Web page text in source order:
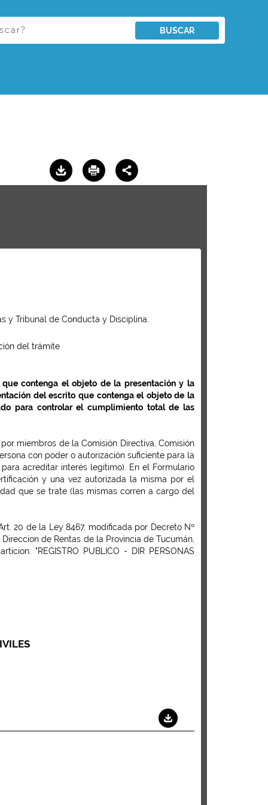
BUSCAR
y Tribunal de Conducta y Disciplina.
del trámite
contenga el objeto de la presentación y la
del escrito que contenga el objeto de la
para controlar el cumplimiento total de las
miembros de la Comisión Directiva, Comisión
con poder o autorización suficiente para la
acreditar interés legítimo). En el Formulario
y una vez autorizada la misma por el
que se trate (las mismas corren a cargo del
20 de la Ley 8467, modificada por Decreto Nº
de Rentas de la Provincia de Tucumán,
"REGISTRO PUBLICO - DIR PERSONAS